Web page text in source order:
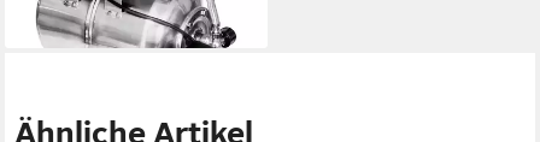
lieferbar - in 3-4 Werktagen bei dir
Ähnliche Artikel